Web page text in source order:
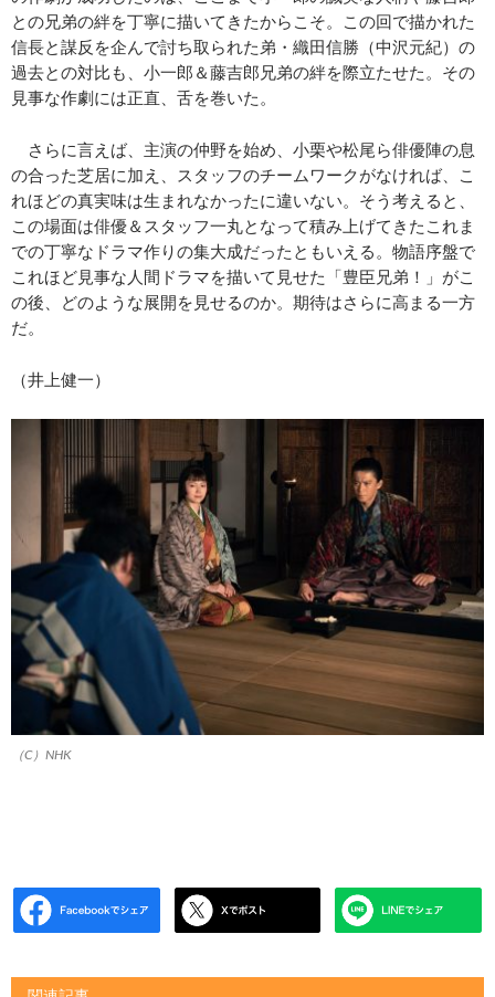
との兄弟の絆を丁寧に描いてきたからこそ。この回で描かれた
信長と謀反を企んで討ち取られた弟・織田信勝（中沢元紀）の
過去との対比も、小一郎＆藤吉郎兄弟の絆を際立たせた。その
見事な作劇には正直、舌を巻いた。
さらに言えば、主演の仲野を始め、小栗や松尾ら俳優陣の息
の合った芝居に加え、スタッフのチームワークがなければ、こ
れほどの真実味は生まれなかったに違いない。そう考えると、
この場面は俳優＆スタッフ一丸となって積み上げてきたこれま
での丁寧なドラマ作りの集大成だったともいえる。物語序盤で
これほど見事な人間ドラマを描いて見せた「豊臣兄弟！」がこ
の後、どのような展開を見せるのか。期待はさらに高まる一方
だ。
（井上健一）
（C）NHK